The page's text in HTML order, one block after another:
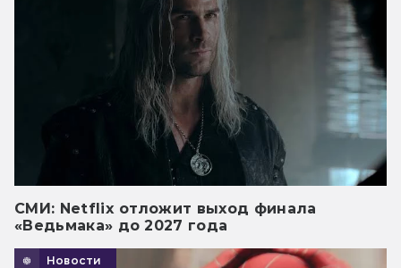
СМИ: Netflix отложит выход финала
«Ведьмака» до 2027 года
Новости